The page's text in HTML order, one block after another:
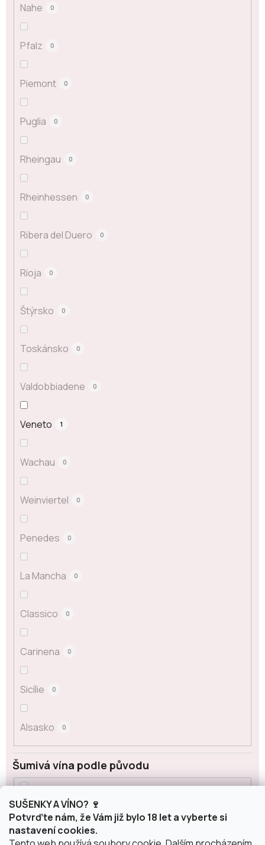
SUŠENKY A VÍNO? 🍷
Potvrďte nám, že Vám již bylo 18 let a vyberte si
nastavení cookies.
Nahe 0
Pfalz 0
Piemont 0
Puglia 0
Rheingau 0
Rheinhessen 0
Ribera del Duero 0
Rioja 0
Štýrsko 0
Toskánsko 0
Valdobbiadene 0
Veneto 1
Wachau 0
Weinviertel 0
Penedes 0
La Mancha 0
Classico 0
Carinena 0
Sicílie 0
Alsasko 0
Šumivá vína podle původu
Cava 0
0